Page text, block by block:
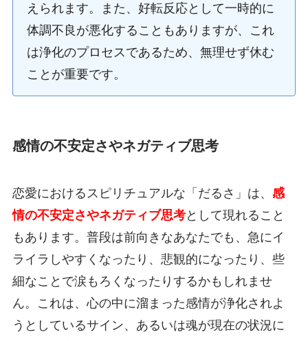
えられます。また、好転反応として一時的に
体調不良が悪化することもありますが、これ
は浄化のプロセスであるため、無理せず休む
ことが重要です。
感情の不安定さやネガティブ思考
恋愛におけるスピリチュアルな「だるさ」は、 感
情の不安定さやネガティブ思考として現れること
もあります。普段は前向きなあなたでも、急にイ
ライラしやすくなったり、悲観的になったり、些
細なことで涙もろくなったりするかもしれませ
ん。これは、心の中に溜まった感情が浄化されよ
うとしているサイン、あるいは魂が現在の状況に